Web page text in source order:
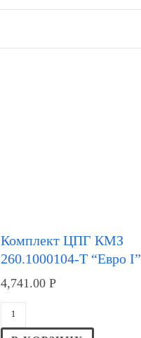
Комплект ЦПГ КМЗ
260.1000104-Т “Евро I”
4,741.00Р